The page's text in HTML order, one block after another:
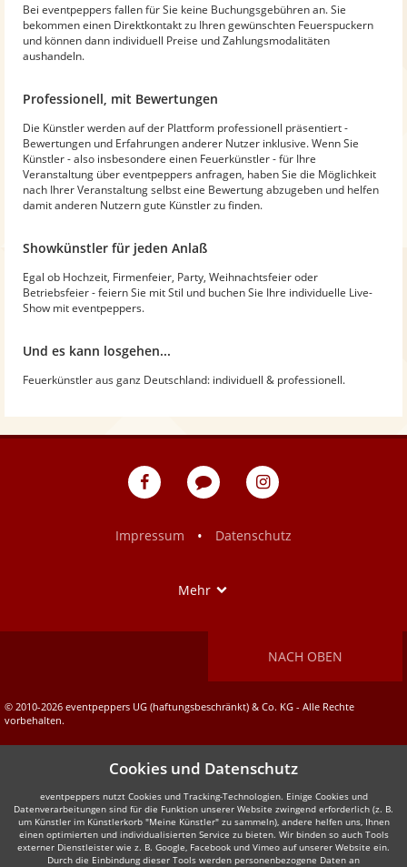
Bei eventpeppers fallen für Sie keine Buchungsgebühren an. Sie
bekommen einen Direktkontakt zu Ihren gewünschten Feuerspuckern
und können dann individuell Preise und Zahlungsmodalitäten
aushandeln.
Professionell, mit Bewertungen
Die Künstler werden auf der Plattform professionell präsentiert -
Bewertungen und Erfahrungen anderer Nutzer inklusive. Wenn Sie
Künstler - also insbesondere einen Feuerkünstler - für Ihre
Veranstaltung über eventpeppers anfragen, haben Sie die Möglichkeit
nach Ihrer Veranstaltung selbst eine Bewertung abzugeben und helfen
damit anderen Nutzern gute Künstler zu finden.
Showkünstler für jeden Anlaß
Egal ob Hochzeit, Firmenfeier, Party, Weihnachtsfeier oder
Betriebsfeier - feiern Sie mit Stil und buchen Sie Ihre individuelle Live-
Show mit eventpeppers.
Und es kann losgehen...
Feuerkünstler aus ganz Deutschland: individuell & professionell.
eventpeppers
Blog
eventpeppers
Impressum
• Datenschutz
Mehr
NACH OBEN
© 2010-2026 eventpeppers UG (haftungsbeschränkt) & Co. KG - Alle Rechte
vorbehalten.
Cookies und Datenschutz
eventpeppers nutzt Cookies und Tracking-Technologien. Einige Cookies und
Datenverarbeitungen sind für die Funktion unserer Website zwingend erforderlich (z. B.
um Künstler im Künstlerkorb "Meine Künstler" zu sammeln), andere helfen uns, Ihnen
einen optimierten und individualisierten Service zu bieten. Wir binden so auch Tools
externer Dienstleister wie z. B. Google, Facebook und Vimeo auf unserer Website ein.
Durch die Einbindung dieser Tools werden personenbezogene Daten an